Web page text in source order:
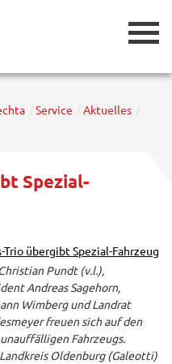
Service
Aktuelles
Spezial-
Pundt (v.l.),
Andreas Sagehorn,
Wimberg und Landrat
freuen sich auf den
Fahrzeugs.
Oldenburg (Galeotti)